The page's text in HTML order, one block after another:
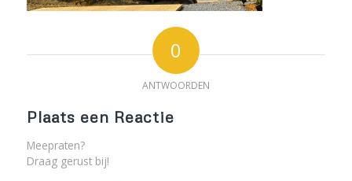
0
ANTWOORDEN
Plaats een Reactie
Meepraten?
Draag gerust bij!